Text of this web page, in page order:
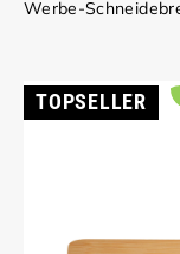
Werbe-
TOPSELLER